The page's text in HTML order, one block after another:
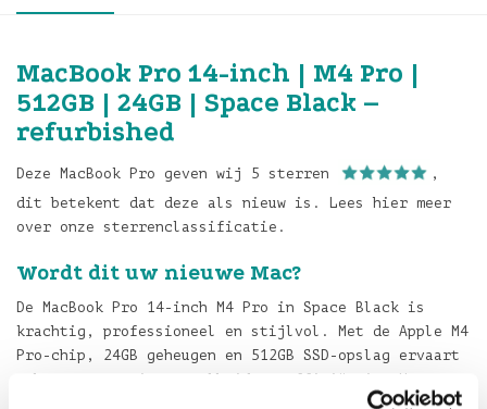
MacBook Pro 14-inch | M4 Pro |
512GB | 24GB | Space Black –
refurbished
Deze MacBook Pro geven wij 5 sterren
,
dit betekent dat deze als nieuw is. Lees hier meer
over onze sterrenclassificatie.
Wordt dit uw nieuwe Mac?
De MacBook Pro 14-inch M4 Pro in Space Black is
krachtig, professioneel en stijlvol. Met de Apple M4
Pro-chip, 24GB geheugen en 512GB SSD-opslag ervaart
u hoge prestaties, snelheid en efficiëntie. Het
Liquid Retina XDR‑display biedt scherpe details,